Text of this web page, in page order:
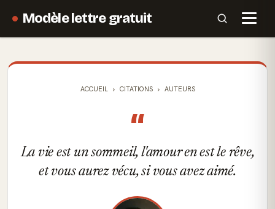
Modèle lettre gratuit
ACCUEIL CITATIONS AUTEURS
“
La vie est un sommeil, l'amour en est le rêve,
et vous aurez vécu, si vous avez aimé.